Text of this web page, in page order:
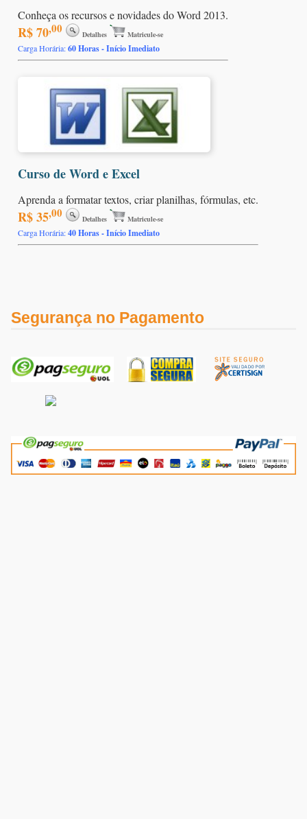
Conheça os recursos e novidades do Word 2013.
R$ 70,00 Detalhes Matricule-se
Carga Horária:60 Horas - Início Imediato
Curso de Word e Excel
Aprenda a formatar textos, criar planilhas, fórmulas, etc.
R$ 35,00 Detalhes Matricule-se
Carga Horária:40 Horas - Início Imediato
Segurança no Pagamento